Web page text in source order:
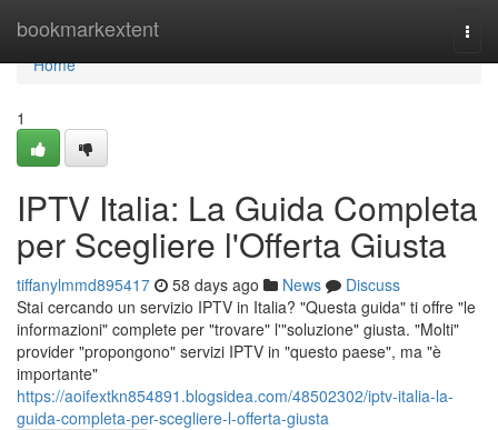
bookmarkextent
Home
Home
1
IPTV Italia: La Guida Completa
per Scegliere l'Offerta Giusta
tiffanylmmd895417 58 days ago News
Discuss
Stai cercando un servizio IPTV in Italia? "Questa guida" ti offre "le
informazioni" complete per "trovare" l'"soluzione" giusta. "Molti"
provider "propongono" servizi IPTV in "questo paese", ma "è
importante"
https://aoifextkn854891.blogsidea.com/48502302/iptv-italia-la-
guida-completa-per-scegliere-l-offerta-giusta